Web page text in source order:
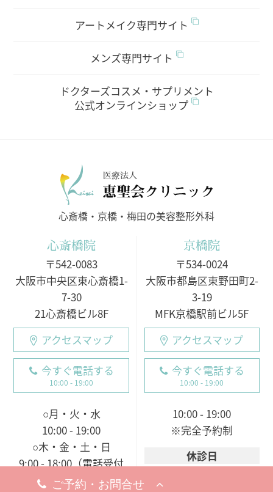
アートメイク専門サイト
メンズ専門サイト
ドクターズコスメ・サプリメント
公式オンラインショップ
医療法人
心斎橋・京橋・梅田の美容整形外科
心斎橋院
〒542-0083
大阪市中央区東心斎橋1-
7-30
21心斎橋ビル8F
アクセスマップ
今すぐ電話する
10:00 - 19:00
○月・火・水
10:00 - 19:00
○木・金・土・日
9:00 - 18:00（電話受付
9:00 - 19:00）
京橋院
〒534-0024
大阪市都島区東野田町2-
3-19
MFK京橋駅前ビル5F
アクセスマップ
今すぐ電話する
10:00 - 19:00
10:00 - 19:00
※完全予約制
休診日
※お問い合わせ・ご予約のお電